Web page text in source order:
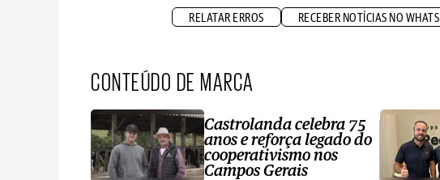
RELATAR ERROS RECEBER NOTÍCIAS NO WHATS
CONTEÚDO DE MARCA
Castrolanda celebra 75
anos e reforça legado do
cooperativismo nos
Campos Gerais